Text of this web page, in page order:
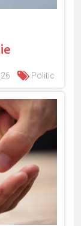
Politic